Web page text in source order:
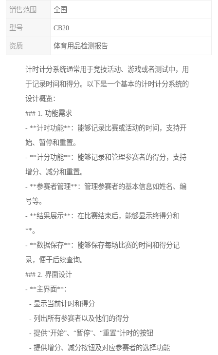
销售范围 全国
型号 CB20
资质 体育用品检测报告
计时计分系统通常用于竞技活动、游戏或者测试中，用
于记录时间和得分。以下是一个基本的计时计分系统的
设计概览：
### 1. 功能需求
- **计时功能**：能够记录比赛或活动的时间，支持开
始、暂停和重置。
- **计分功能**：能够记录和管理参赛者的得分，支持
增分、减分和重置。
- **参赛者管理**：管理参赛者的基本信息如姓名、编
号等。
- **结果展示**：在比赛结束后，能够显示终得分和
**。
- **数据保存**：能够保存每场比赛的时间和得分记
录，便于后续查询。
### 2. 界面设计
- **主界面**：
- 显示当前计时和得分
- 列出所有参赛者以及他们的得分
- 提供“开始”、“暂停”、“重置”计时的按钮
- 提供增分、减分按钮及对应参赛者的选择功能